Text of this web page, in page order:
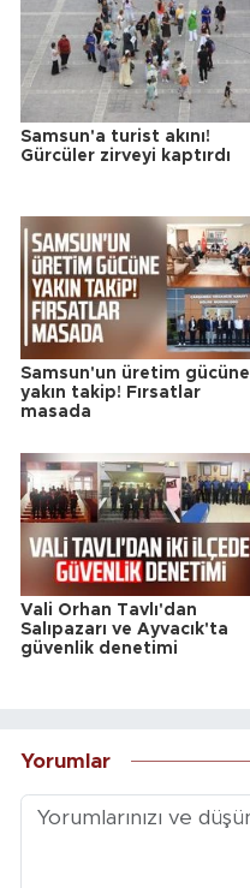
Samsun'a turist akını!
Gürcüler zirveyi kaptırdı
Samsun'un üretim gücüne
yakın takip! Fırsatlar
masada
Vali Orhan Tavlı'dan
Salıpazarı ve Ayvacık'ta
güvenlik denetimi
Yorumlar